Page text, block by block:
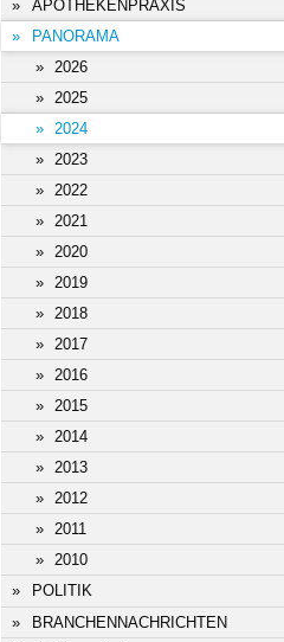
APOTHEKENPRAXIS
PANORAMA
2026
2025
2024
2023
2022
2021
2020
2019
2018
2017
2016
2015
2014
2013
2012
2011
2010
POLITIK
BRANCHENNACHRICHTEN